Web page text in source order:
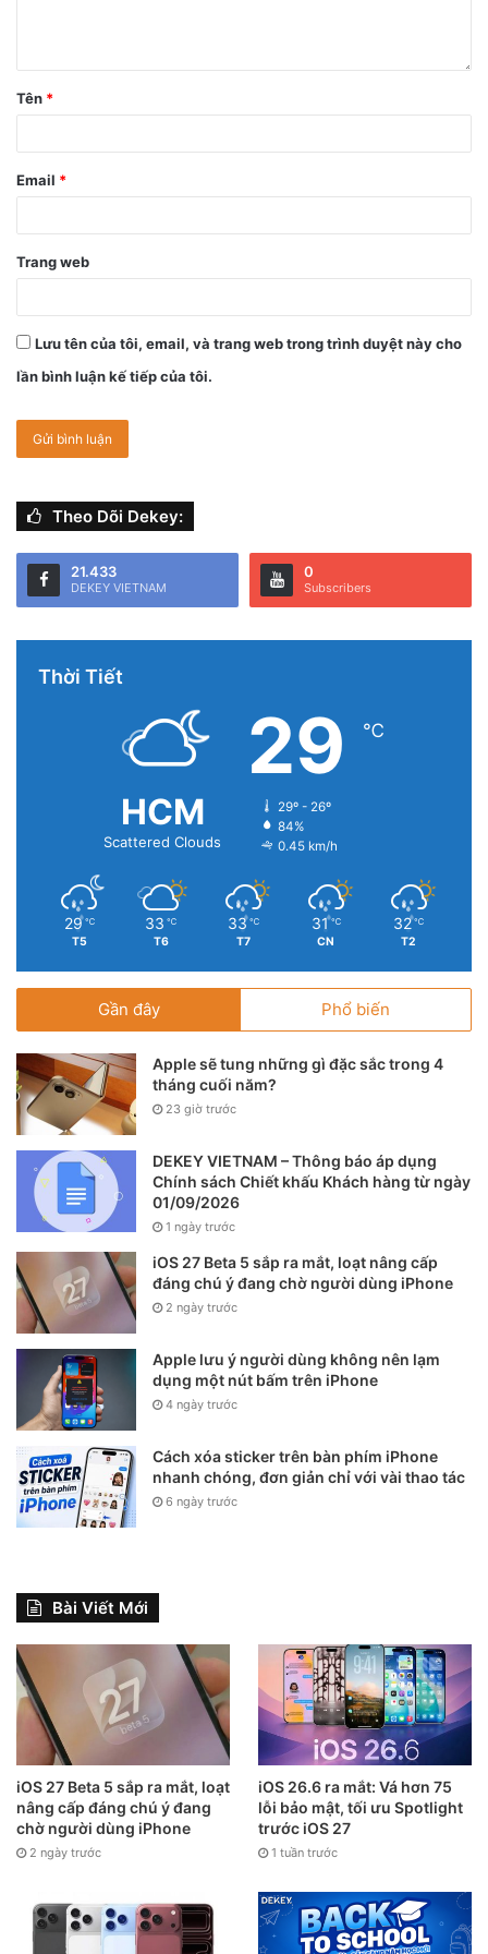
Tên *
Email *
Trang web
Lưu tên của tôi, email, và trang web trong trình duyệt này cho
lần bình luận kế tiếp của tôi.
Theo Dõi Dekey:
21.433
DEKEY VIETNAM
0
Subscribers
Thời Tiết
HCM
Scattered Clouds
29 ℃
29º - 26º
84%
0.45 km/h
29 ℃
T5
33 ℃
T6
33 ℃
T7
31 ℃
CN
32 ℃
T2
Gần đây Phổ biến
Apple sẽ tung những gì đặc sắc trong 4
tháng cuối năm?
23 giờ trước
DEKEY VIETNAM – Thông báo áp dụng
Chính sách Chiết khấu Khách hàng từ ngày
01/09/2026
1 ngày trước
iOS 27 Beta 5 sắp ra mắt, loạt nâng cấp
đáng chú ý đang chờ người dùng iPhone
2 ngày trước
Apple lưu ý người dùng không nên lạm
dụng một nút bấm trên iPhone
4 ngày trước
Cách xóa sticker trên bàn phím iPhone
nhanh chóng, đơn giản chỉ với vài thao tác
6 ngày trước
Bài Viết Mới
iOS 27 Beta 5 sắp ra mắt, loạt
nâng cấp đáng chú ý đang
chờ người dùng iPhone
2 ngày trước
iOS 26.6 ra mắt: Vá hơn 75
lỗi bảo mật, tối ưu Spotlight
trước iOS 27
1 tuần trước